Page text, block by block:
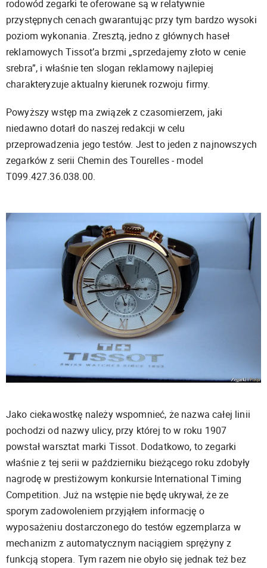
rodowód zegarki te oferowane są w relatywnie
przystępnych cenach gwarantując przy tym bardzo wysoki
poziom wykonania. Zresztą, jedno z głównych haseł
reklamowych Tissot’a brzmi „sprzedajemy złoto w cenie
srebra”, i właśnie ten slogan reklamowy najlepiej
charakteryzuje aktualny kierunek rozwoju firmy.
Powyższy wstęp ma związek z czasomierzem, jaki
niedawno dotarł do naszej redakcji w celu
przeprowadzenia jego testów. Jest to jeden z najnowszych
zegarków z serii Chemin des Tourelles - model
T099.427.36.038.00.
Jako ciekawostkę należy wspomnieć, że nazwa całej linii
pochodzi od nazwy ulicy, przy której to w roku 1907
powstał warsztat marki Tissot. Dodatkowo, to zegarki
właśnie z tej serii w październiku bieżącego roku zdobyły
nagrodę w prestiżowym konkursie International Timing
Competition. Już na wstępie nie będę ukrywał, że ze
sporym zadowoleniem przyjąłem informację o
wyposażeniu dostarczonego do testów egzemplarza w
mechanizm z automatycznym naciągiem sprężyny z
funkcją stopera. Tym razem nie obyło się jednak też bez